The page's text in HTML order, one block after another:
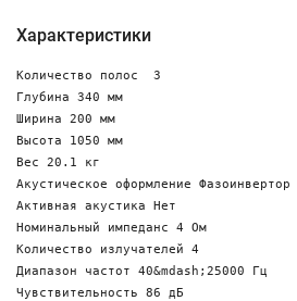
Характеристики
Количество полос  3
Глубина 340 мм
Ширина 200 мм
Высота 1050 мм
Вес 20.1 кг
Акустическое оформление Фазоинвертор
Активная акустика Нет
Номинальный импеданс 4 Ом
Количество излучателей 4
Диапазон частот 40&mdash;25000 Гц
Чувствительность 86 дБ